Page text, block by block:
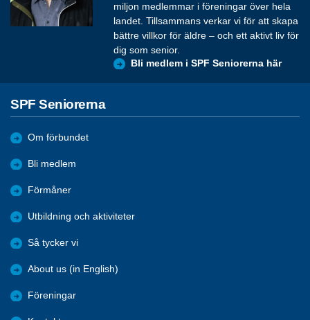
miljon medlemmar i föreningar över hela
landet. Tillsammans verkar vi för att skapa
bättre villkor för äldre – och ett aktivt liv för
dig som senior.
Bli medlem i SPF Seniorerna här
SPF Seniorerna
Om förbundet
Bli medlem
Förmåner
Utbildning och aktiviteter
Så tycker vi
About us (in English)
Föreningar